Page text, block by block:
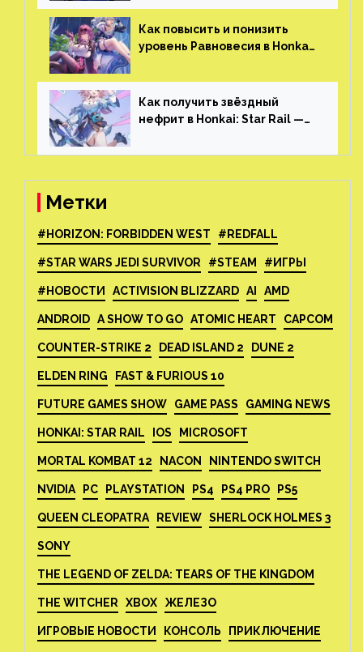
который больше, чем в
Skyrim и GTA: San Andreas
Как повысить и понизить
уровень Равновесия в Honkai:
Как получить звёздный
нефрит в Honkai: Star Rail —
Метки
#HORIZON: FORBIDDEN WEST #REDFALL
#STAR WARS JEDI SURVIVOR #STEAM #ИГРЫ
#НОВОСТИ ACTIVISION BLIZZARD AI AMD
ANDROID A SHOW TO GO ATOMIC HEART CAPCOM
COUNTER-STRIKE 2 DEAD ISLAND 2 DUNE 2
ELDEN RING FAST & FURIOUS 10
FUTURE GAMES SHOW GAME PASS GAMING NEWS
HONKAI: STAR RAIL IOS MICROSOFT
MORTAL KOMBAT 12 NACON NINTENDO SWITCH
NVIDIA PC PLAYSTATION PS4 PS4 PRO PS5
QUEEN CLEOPATRA REVIEW SHERLOCK HOLMES 3
SONY
THE LEGEND OF ZELDA: TEARS OF THE KINGDOM
THE WITCHER XBOX ЖЕЛЕЗО
ИГРОВЫЕ НОВОСТИ КОНСОЛЬ ПРИКЛЮЧЕНИЕ